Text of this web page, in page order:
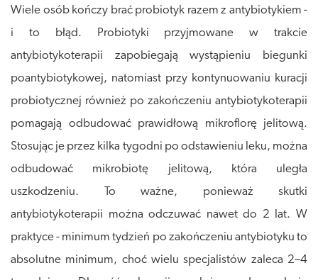
Wiele osób kończy brać probiotyk razem z antybiotykiem -
i to błąd. Probiotyki przyjmowane w trakcie
antybiotykoterapii zapobiegają wystąpieniu biegunki
poantybiotykowej, natomiast przy kontynuowaniu kuracji
probiotycznej również po zakończeniu antybiotykoterapii
pomagają odbudować prawidłową mikroflorę jelitową.
Stosując je przez kilka tygodni po odstawieniu leku, można
odbudować mikrobiotę jelitową, która uległa
uszkodzeniu. To ważne, ponieważ skutki
antybiotykoterapii można odczuwać nawet do 2 lat. W
praktyce - minimum tydzień po zakończeniu antybiotyku to
absolutne minimum, choć wielu specjalistów zaleca 2–4